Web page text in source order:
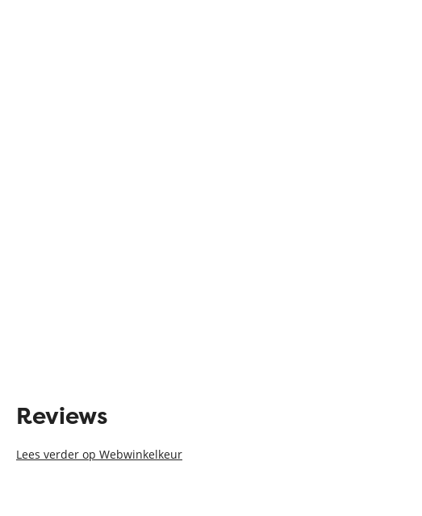
Reviews
Lees verder op Webwinkelkeur